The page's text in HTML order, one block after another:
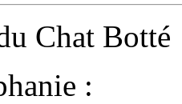
Chat Botté
: